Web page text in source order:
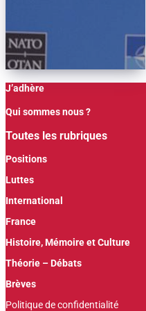
J’adhère
Qui sommes nous ?
Toutes les rubriques
Positions
Luttes
International
France
Histoire, Mémoire et Culture
Théorie – Débats
Brèves
Politique de confidentialité